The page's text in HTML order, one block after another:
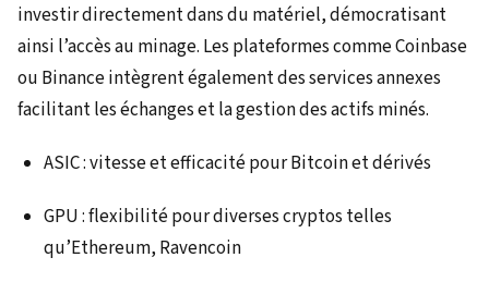
investir directement dans du matériel, démocratisant
ainsi l’accès au minage. Les plateformes comme Coinbase
ou Binance intègrent également des services annexes
facilitant les échanges et la gestion des actifs minés.
ASIC : vitesse et efficacité pour Bitcoin et dérivés
GPU : flexibilité pour diverses cryptos telles
qu’Ethereum, Ravencoin